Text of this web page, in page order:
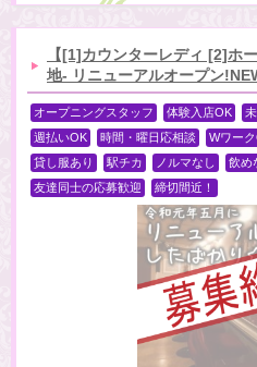
【[1]カウンターレディ [2]ホ
地- リニューアルオープン
オープニングスタッフ 体験入店OK
週払いOK
時間・曜日応相談 Wワー
貸し服あり
駅チカ ノルマなし 飲め
友達同士の応募歓迎
締切間近！